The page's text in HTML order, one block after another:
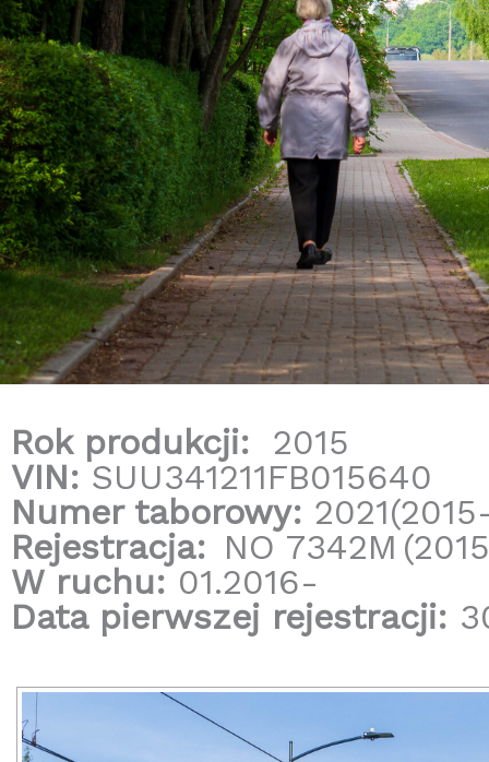
Rok produkcji:
2015
VIN: SUU341211FB015640
Numer taborowy:
Rejestracja: NO 7342M
W ruchu: 01.2016-
Data pierwszej rejestracji: